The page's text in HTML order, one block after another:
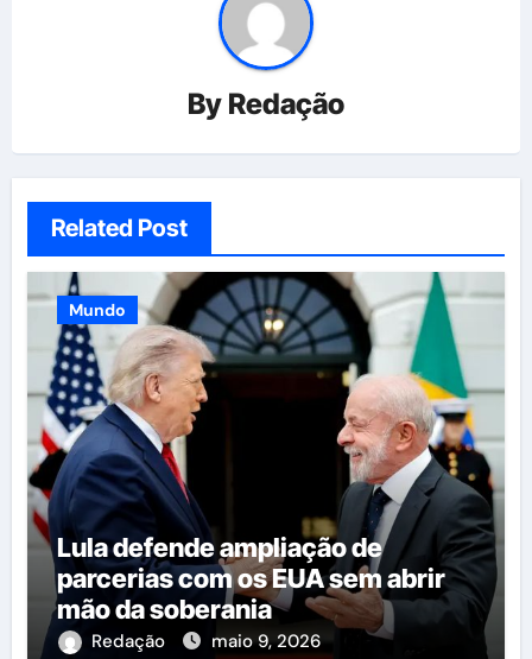
By Redação
Related Post
Mundo
Lula defende ampliação de
parcerias com os EUA sem abrir
mão da soberania
Redação maio 9, 2026